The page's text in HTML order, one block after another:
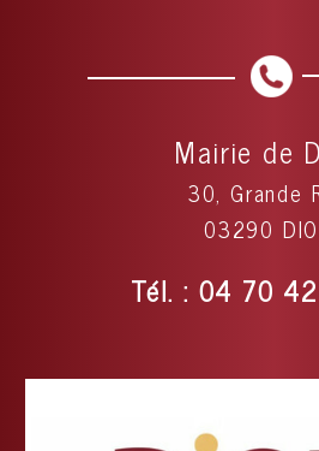
Mairie de
30, Grande
03290
Tél. : 04 70